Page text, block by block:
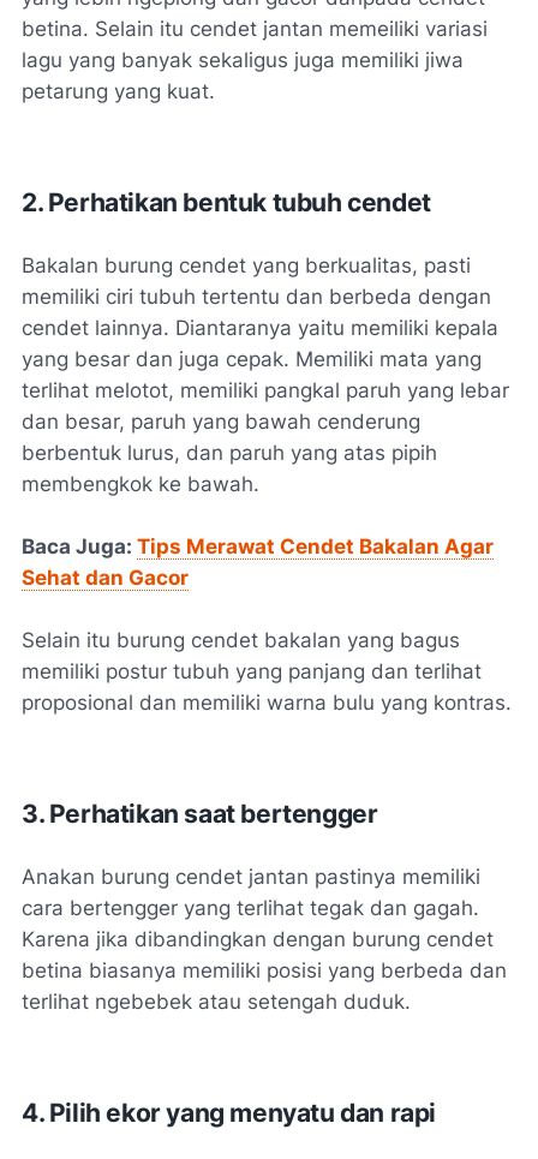
betina. Selain itu cendet jantan memeiliki variasi
lagu yang banyak sekaligus juga memiliki jiwa
petarung yang kuat.
2. Perhatikan bentuk tubuh cendet
Bakalan burung cendet yang berkualitas, pasti
memiliki ciri tubuh tertentu dan berbeda dengan
cendet lainnya. Diantaranya yaitu memiliki kepala
yang besar dan juga cepak. Memiliki mata yang
terlihat melotot, memiliki pangkal paruh yang lebar
dan besar, paruh yang bawah cenderung
berbentuk lurus, dan paruh yang atas pipih
membengkok ke bawah.
Baca Juga: Tips Merawat Cendet Bakalan Agar
Sehat dan Gacor
Selain itu burung cendet bakalan yang bagus
memiliki postur tubuh yang panjang dan terlihat
proposional dan memiliki warna bulu yang kontras.
3. Perhatikan saat bertengger
Anakan burung cendet jantan pastinya memiliki
cara bertengger yang terlihat tegak dan gagah.
Karena jika dibandingkan dengan burung cendet
betina biasanya memiliki posisi yang berbeda dan
terlihat ngebebek atau setengah duduk.
4. Pilih ekor yang menyatu dan rapi